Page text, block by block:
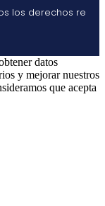
los derechos re
datos
y mejorar nuestros
que acepta